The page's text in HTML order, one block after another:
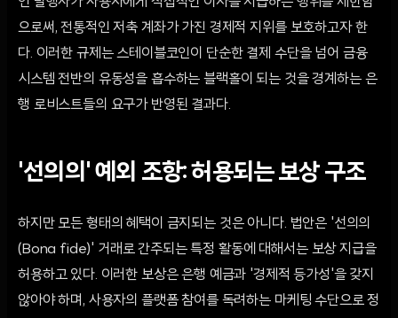
으로써, 전통적인 저축 계좌가 가진 경제적 지위를 보호하고자 한
다. 이러한 규제는 스테이블코인이 단순한 결제 수단을 넘어 금융
시스템 전반의 유동성을 흡수하는 블랙홀이 되는 것을 경계하는 은
행 로비스트들의 요구가 반영된 결과다.
'선의의' 예외 조항: 허용되는 보상 구조
하지만 모든 형태의 혜택이 금지되는 것은 아니다. 법안은 '선의의
(Bona fide)' 거래로 간주되는 특정 활동에 대해서는 보상 지급을
허용하고 있다. 이러한 보상은 은행 예금과 '경제적 등가성'을 갖지
않아야 하며, 사용자의 플랫폼 참여를 독려하는 마케팅 수단으로 정